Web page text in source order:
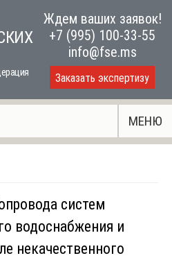
Ждем ваших заявок!
+7 (995) 100-33-55
info@fse.ms
Заказать экспертизу
МЕНЮ
систем
водоснабжения и
некачественного